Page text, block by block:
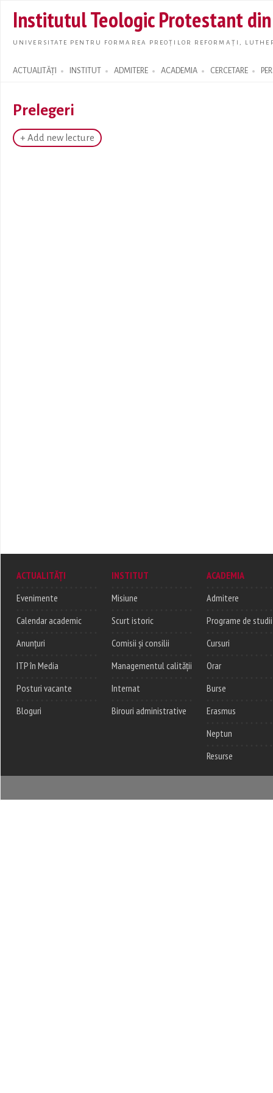
main
Institutul Teologic Protestant
UNIVERSITATE PENTRU FORMAREA PREOȚILOR REFORMAȚI,
ACTUALITĂȚI INSTITUT ADMITERE ACADEMIA CERCETARE
Search form
Prelegeri
+ Add new lecture
ACTUALITĂȚI
Evenimente
Calendar academic
Anunțuri
ITP în Media
Posturi vacante
Bloguri
INSTITUT
Misiune
Scurt istoric
Comisii și consilii
Managementul calității
Internat
Birouri administrative
ACADEMIA
Admitere
Programe de studii
Cursuri
Orar
Burse
Erasmus
Neptun
Resurse